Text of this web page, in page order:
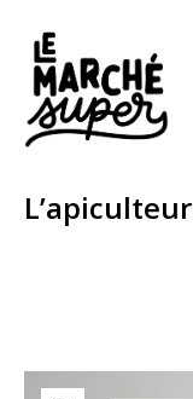
L’apiculteur